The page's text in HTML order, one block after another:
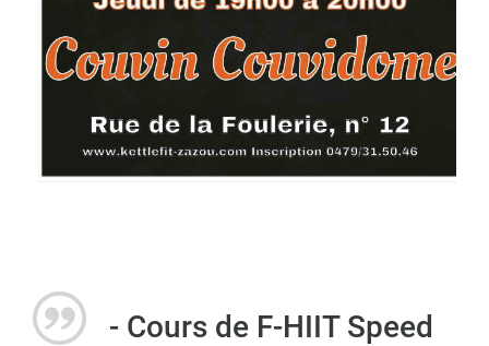
- Cours de F-HIIT Speed